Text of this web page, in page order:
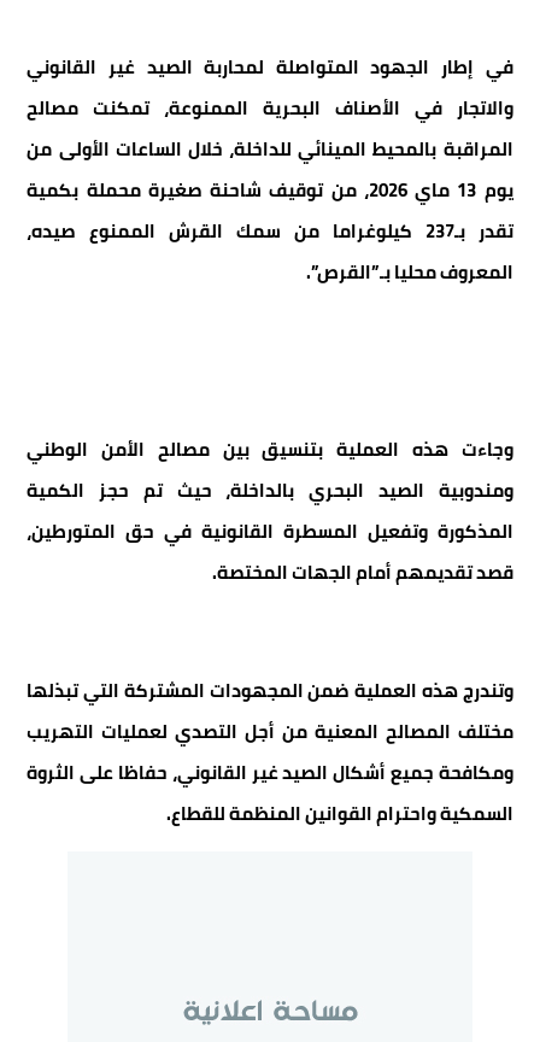
في إطار الجهود المتواصلة لمحاربة الصيد غير القانوني
والاتجار في الأصناف البحرية الممنوعة، تمكنت مصالح
المراقبة بالمحيط المينائي للداخلة، خلال الساعات الأولى من
يوم 13 ماي 2026، من توقيف شاحنة صغيرة محملة بكمية
تقدر بـ237 كيلوغراما من سمك القرش الممنوع صيده،
المعروف محليا بـ”القرص”.
وجاءت هذه العملية بتنسيق بين مصالح الأمن الوطني
ومندوبية الصيد البحري بالداخلة، حيث تم حجز الكمية
المذكورة وتفعيل المسطرة القانونية في حق المتورطين،
قصد تقديمهم أمام الجهات المختصة.
وتندرج هذه العملية ضمن المجهودات المشتركة التي تبذلها
مختلف المصالح المعنية من أجل التصدي لعمليات التهريب
ومكافحة جميع أشكال الصيد غير القانوني، حفاظا على الثروة
السمكية واحترام القوانين المنظمة للقطاع.